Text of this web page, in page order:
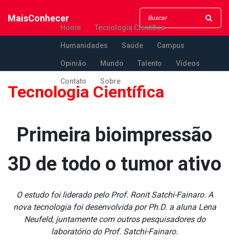
MaisConhecer
Home Tecnologia Científica
Humanidades Saúde Campus
Opinião Mundo Talento Vídeos
Contato Sobre
Tecnologia Científica
Primeira bioimpressão
3D de todo o tumor ativo
O estudo foi liderado pelo Prof. Ronit Satchi-Fainaro. A
nova tecnologia foi desenvolvida por Ph.D. a aluna Lena
Neufeld, juntamente com outros pesquisadores do
laboratório do Prof. Satchi-Fainaro.